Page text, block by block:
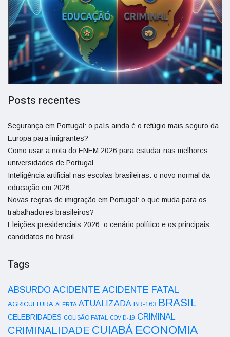
Posts recentes
Segurança em Portugal: o país ainda é o refúgio mais seguro da
Europa para imigrantes?
Como usar a nota do ENEM 2026 para estudar nas melhores
universidades de Portugal
Inteligência artificial nas escolas brasileiras: o novo normal da
educação em 2026
Novas regras de imigração em Portugal: o que muda para os
trabalhadores brasileiros?
Eleições presidenciais 2026: o cenário político e os principais
candidatos no brasil
Tags
ABSURDO ACIDENTE ACIDENTE FATAL
AGRICULTURA ALERTA ATUALIZADA BR-163 BRASIL
CELEBRIDADES COLISÃO FATAL COVID-19 CRIMINAL
CRIMINALIDADE CUIABÁ ECONOMIA